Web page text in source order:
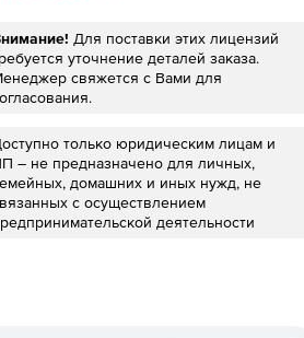
Для поставки этих лицензий
уточнение деталей заказа.
свяжется с Вами для
только юридическим лицам и
– не предназначено для личных,
домашних и иных нужд, не
с осуществлением
деятельности